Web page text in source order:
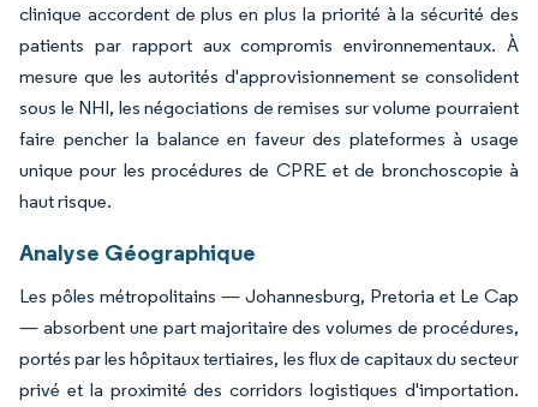
clinique accordent de plus en plus la priorité à la sécurité des
patients par rapport aux compromis environnementaux. À
mesure que les autorités d'approvisionnement se consolident
sous le NHI, les négociations de remises sur volume pourraient
faire pencher la balance en faveur des plateformes à usage
unique pour les procédures de CPRE et de bronchoscopie à
haut risque.
Analyse Géographique
Les pôles métropolitains — Johannesburg, Pretoria et Le Cap
— absorbent une part majoritaire des volumes de procédures,
portés par les hôpitaux tertiaires, les flux de capitaux du secteur
privé et la proximité des corridors logistiques d'importation.